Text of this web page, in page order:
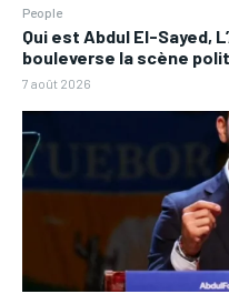
People
Qui est Abdul El-Sayed,
bouleverse la scène
7 août 2026